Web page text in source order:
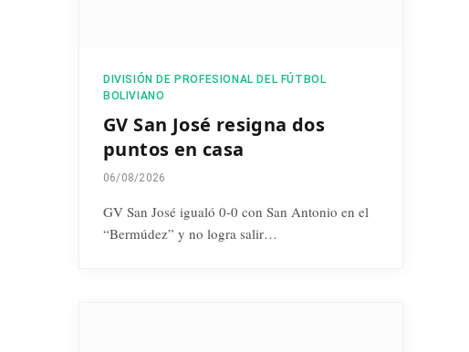
DIVISIÓN DE PROFESIONAL DEL FÚTBOL
BOLIVIANO
GV San José resigna dos
puntos en casa
06/08/2026
GV San José igualó 0-0 con San Antonio en el
“Bermúdez” y no logra salir…